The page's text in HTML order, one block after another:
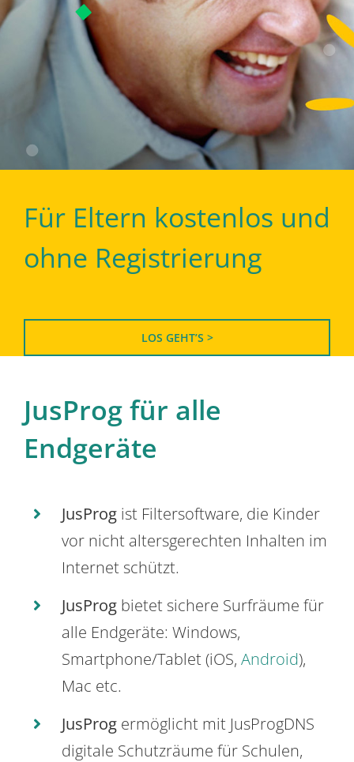
Für Eltern kostenlos und
ohne Registrierung
LOS GEHT’S >
JusProg für alle
Endgeräte
JusProg ist Filtersoftware, die Kinder
vor nicht altersgerechten Inhalten im
Internet schützt.
JusProg bietet sichere Surfräume für
alle Endgeräte: Windows,
Smartphone/Tablet (iOS, Android),
Mac etc.
JusProg ermöglicht mit JusProgDNS
digitale Schutzräume für Schulen,